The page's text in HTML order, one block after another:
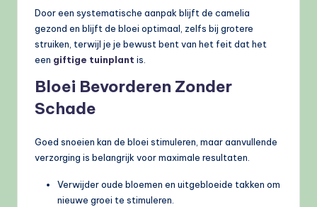
Door een systematische aanpak blijft de camelia
gezond en blijft de bloei optimaal, zelfs bij grotere
struiken, terwijl je je bewust bent van het feit dat het
een giftige tuinplant is.
Bloei Bevorderen Zonder
Schade
Goed snoeien kan de bloei stimuleren, maar aanvullende
verzorging is belangrijk voor maximale resultaten.
Verwijder oude bloemen en uitgebloeide takken om
nieuwe groei te stimuleren.